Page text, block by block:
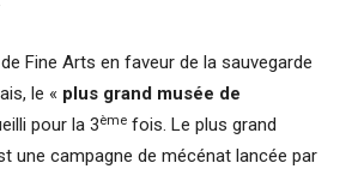
Fine Arts en faveur de la sauvegarde
le « plus grand musée de
pour la 3ème fois. Le plus grand
une campagne de mécénat lancée par